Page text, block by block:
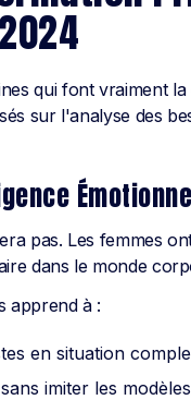
qui font vraiment
sur l'analyse des
pas. Les femmes
dans le monde
apprend à :
en situation
imiter les